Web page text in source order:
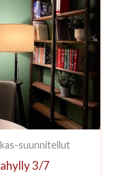
suunnitellut
3/7